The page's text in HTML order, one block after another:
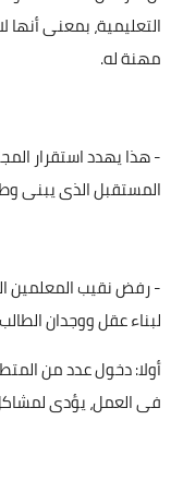
التعليمية، بمعنى
مهنة له.
- هذا يهدد استقرار
المستقبل الذى يبنى
- رفض نقيب المعلمين
لبناء عقل ووجدان
أولا: دخول عدد من
فى العمل، يؤدى